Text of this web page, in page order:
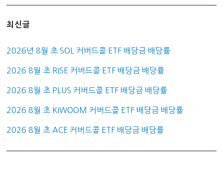
최신글
2026년 8월 초 SOL 커버드콜 ETF 배당금 배당률
2026 8월 초 RISE 커버드콜 ETF 배당금 배당률
2026 8월 초 PLUS 커버드콜 ETF 배당금 배당률
2026 8월 초 KIWOOM 커버드콜 ETF 배당금 배당률
2026 8월 초 ACE 커버드콜 ETF 배당금 배당률